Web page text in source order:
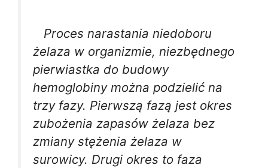
Proces narastania niedoboru
żelaza w organizmie, niezbędnego
pierwiastka do budowy
hemoglobiny można podzielić na
trzy fazy. Pierwszą fazą jest okres
zubożenia zapasów żelaza bez
zmiany stężenia żelaza w
surowicy. Drugi okres to faza